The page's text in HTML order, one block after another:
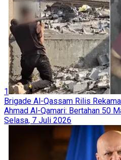
1
Brigade Al-Qassam Rilis
Ahmad Al-Qamari: Bertahan 50
Selasa, 7 Juli 2026